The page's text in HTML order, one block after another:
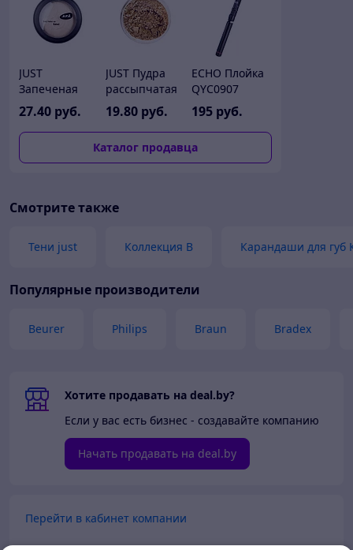
JUST
Запеченая
пудра т.300 (9
г) Baked
Powder
27.40 руб.
JUST Пудра
рассыпчатая
т.21 Loose
Powder 10гр
19.80 руб.
ECHO Плойка
QYC0907
черная,
ceramic-ion, с
крутящимся
зажимом,
d.31мм.,
195 руб.
Каталог продавца
Смотрите также
Тени just Коллекция B Карандаши для губ
Популярные производители
Beurer Philips Braun Bradex
Хотите продавать на deal.by?
Если у вас есть бизнес - создавайте компанию
Начать продавать на deal.by
Перейти в кабинет компании